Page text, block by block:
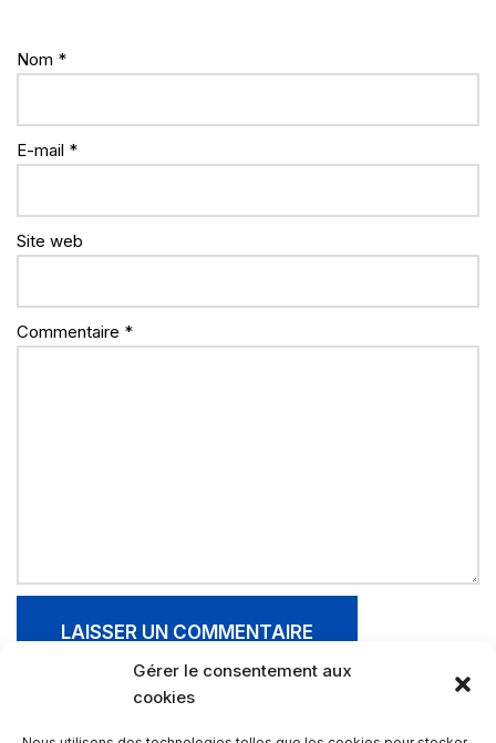
Gérer le consentement aux
cookies
Nom *
E-mail *
Site web
Commentaire *
Votre Partenaire pour Construire et Rénover